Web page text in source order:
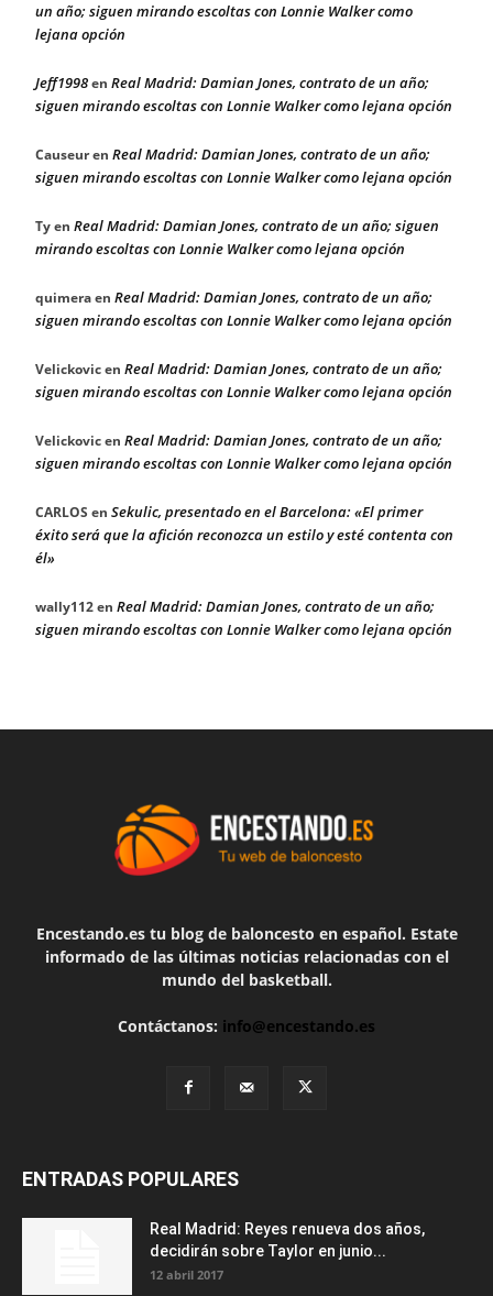
un año; siguen mirando escoltas con Lonnie Walker como
lejana opción
Jeff1998en Real Madrid: Damian Jones, contrato de un año;
siguen mirando escoltas con Lonnie Walker como lejana opción
Causeuren Real Madrid: Damian Jones, contrato de un año;
siguen mirando escoltas con Lonnie Walker como lejana opción
Tyen Real Madrid: Damian Jones, contrato de un año; siguen
mirando escoltas con Lonnie Walker como lejana opción
quimeraen Real Madrid: Damian Jones, contrato de un año;
siguen mirando escoltas con Lonnie Walker como lejana opción
Velickovicen Real Madrid: Damian Jones, contrato de un año;
siguen mirando escoltas con Lonnie Walker como lejana opción
Velickovicen Real Madrid: Damian Jones, contrato de un año;
siguen mirando escoltas con Lonnie Walker como lejana opción
CARLOS en Sekulic, presentado en el Barcelona: «El primer
éxito será que la afición reconozca un estilo y esté contenta con
él»
wally112en Real Madrid: Damian Jones, contrato de un año;
siguen mirando escoltas con Lonnie Walker como lejana opción
Encestando.es tu blog de baloncesto en español. Estate
informado de las últimas noticias relacionadas con el
mundo del basketball.
Contáctanos: info@encestando.es
ENTRADAS POPULARES
Real Madrid: Reyes renueva dos años,
decidirán sobre Taylor en junio...
12 abril 2017